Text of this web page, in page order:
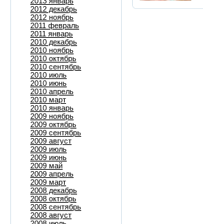
2012 декабрь
2012 ноябрь
2011 февраль
2011 январь
2010 декабрь
2010 ноябрь
2010 октябрь
2010 сентябрь
2010 июль
2010 июнь
2010 апрель
2010 март
2010 январь
2009 ноябрь
2009 октябрь
2009 сентябрь
2009 август
2009 июль
2009 июнь
2009 май
2009 апрель
2009 март
2008 декабрь
2008 октябрь
2008 сентябрь
2008 август